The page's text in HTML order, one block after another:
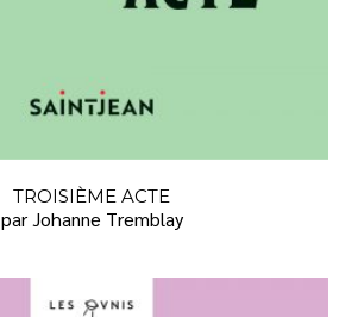
TROISIÈME ACTE
par Johanne Tremblay